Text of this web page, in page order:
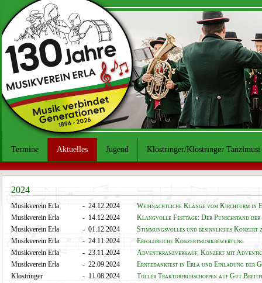
Termine Aktuelles Jugend Klostringer/Klostringer Tanzlmusi
2024
Musikverein Erla - 24.12.2024
Weihnachtliche Klänge vom Kirchturm in
Musikverein Erla
- 14.12.2024
Klangvolle Festtage: Der Punschstand
Musikverein Erla
- 01.12.2024
Stimmungsvolles und besinnliches Konzert
Musikverein Erla
- 24.11.2024
Erfolgreiche Konzertmusikbewertung
Musikverein Erla
- 23.11.2024
Adventkranzverkauf, Konzert mit
Musikverein Erla
- 22.09.2024
Erntedankfest in Erla und Einladung der
Klostringer
- 11.08.2024
Toller Traktorfrühschoppen auf Gut